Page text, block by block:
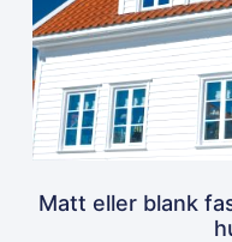
Matt eller blank